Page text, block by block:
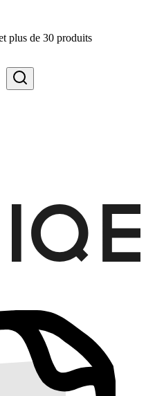
plus de 30 produits